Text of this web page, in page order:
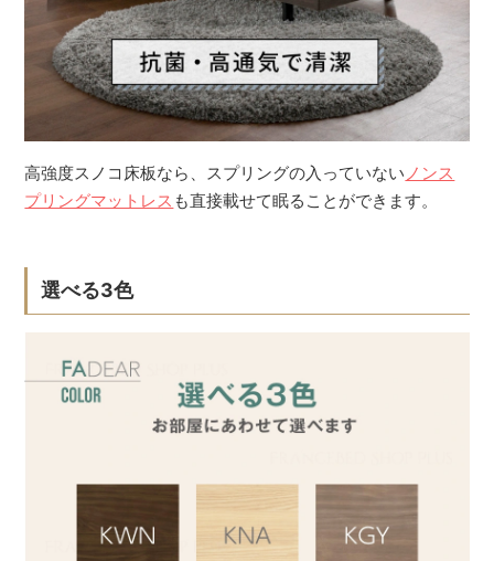
高強度スノコ床板なら、スプリングの入っていない ノンス
プリングマットレス も直接載せて眠ることができます。
選べる3色